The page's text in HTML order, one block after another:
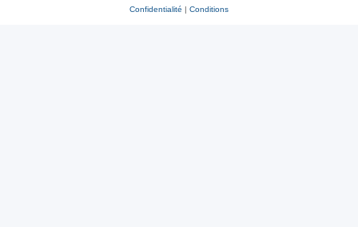
Confidentialité | Conditions